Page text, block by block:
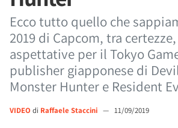
Ecco tutto quello che
2019 di Capcom, tra
aspettative per il Tokyo
publisher giapponese di
Monster Hunter e Resident
VIDEO di Raffaele Staccini — 11/09/2019